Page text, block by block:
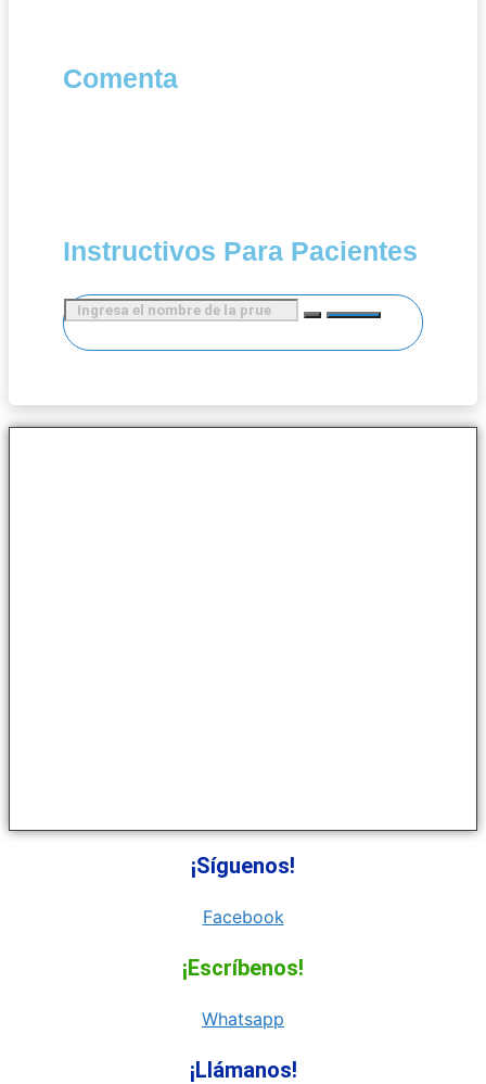
Comenta
Instructivos Para Pacientes
¡Síguenos!
Facebook
¡Escríbenos!
Whatsapp
¡Llámanos!